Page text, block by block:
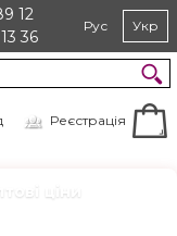
12
36
Рус Укр
Реєстрація
ціни